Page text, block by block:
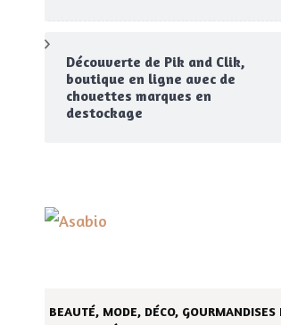
Découverte de Pik and Clik,
boutique en ligne avec de
chouettes marques en
destockage
BEAUTÉ, MODE, DÉCO, GOURMANDISES